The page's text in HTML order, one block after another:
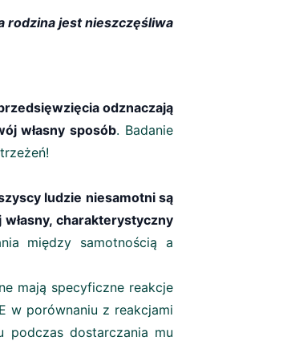
rodzina jest nieszczęśliwa
odznaczają
własny sposób. Badanie
ludzie niesamotni są
charakterystyczny
między samotnością a
mają specyficzne reakcje
w porównaniu z reakcjami
podczas dostarczania mu